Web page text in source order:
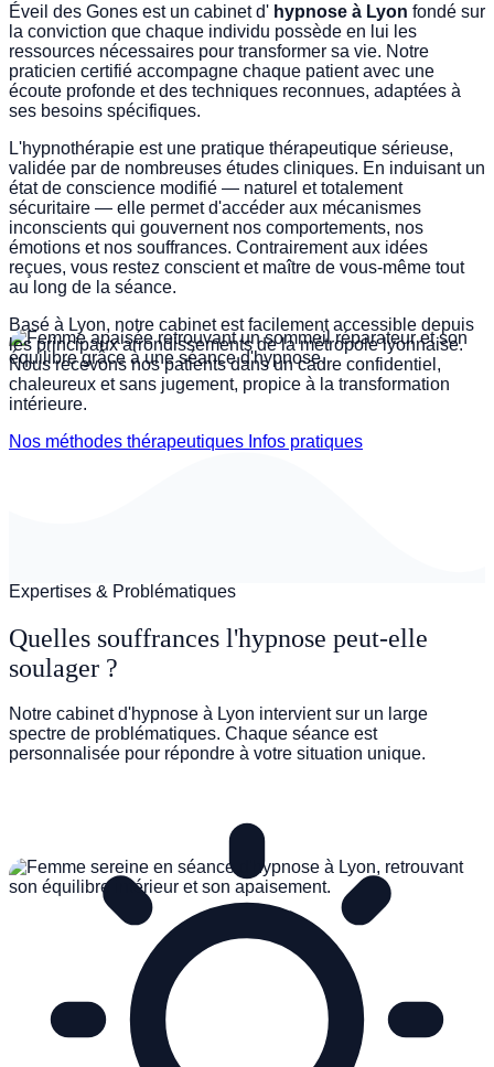
ARRÊT DU TABAC
TROUBLES DU SOMMEIL
Éveil des Gones est un cabinet d' hypnose à Lyon fondé sur
la conviction que chaque individu possède en lui les
ressources nécessaires pour transformer sa vie. Notre
praticien certifié accompagne chaque patient avec une
écoute profonde et des techniques reconnues, adaptées à
ses besoins spécifiques.
L'hypnothérapie est une pratique thérapeutique sérieuse,
validée par de nombreuses études cliniques. En induisant un
état de conscience modifié — naturel et totalement
sécuritaire — elle permet d'accéder aux mécanismes
inconscients qui gouvernent nos comportements, nos
émotions et nos souffrances. Contrairement aux idées
reçues, vous restez conscient et maître de vous-même tout
au long de la séance.
Basé à Lyon, notre cabinet est facilement accessible depuis
les principaux arrondissements de la métropole lyonnaise.
Nous recevons nos patients dans un cadre confidentiel,
chaleureux et sans jugement, propice à la transformation
intérieure.
Nos méthodes thérapeutiques Infos pratiques
Expertises & Problématiques
Quelles souffrances l'hypnose peut-elle
soulager ?
Notre cabinet d'hypnose à Lyon intervient sur un large
spectre de problématiques. Chaque séance est
personnalisée pour répondre à votre situation unique.